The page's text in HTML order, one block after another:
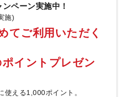
ペーン実施中！
施)
てご利用いただく
イントプレゼン
使える1,000ポイント。